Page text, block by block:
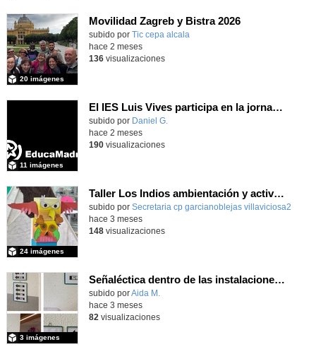
Movilidad Zagreb y Bistra 2026
subido por Tic cepa alcala
20 imágenes
hace 2 meses
136visualizaciones
El IES Luis Vives participa en la jornada de trabajo sobre mecanizado CNC e Industria 4.0
subido por Daniel G.
11 imágenes
hace 2 meses
190visualizaciones
Taller Los Indios ambientación y actividades 13 mayo 4 años
subido por Secretaria cp garcianoblejas villaviciosa2
24 imágenes
hace 3 meses
148visualizaciones
Señaléctica dentro de las instalaciones del centro ordinario
Contenido educativo.
subido porAida M.
3 imágenes
hace 3 meses
82 visualizaciones